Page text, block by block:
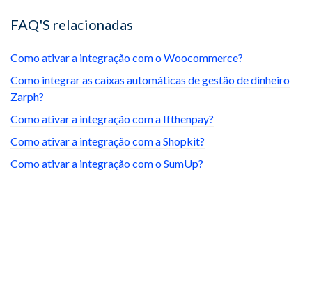
FAQ'S relacionadas
Como ativar a integração com o Woocommerce?
Como integrar as caixas automáticas de gestão de dinheiro
Zarph?
Como ativar a integração com a Ifthenpay?
Como ativar a integração com a Shopkit?
Como ativar a integração com o SumUp?